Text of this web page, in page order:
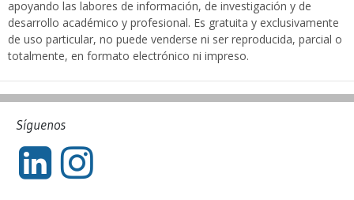
apoyando las labores de información, de investigación y de
desarrollo académico y profesional. Es gratuita y exclusivamente
de uso particular, no puede venderse ni ser reproducida, parcial o
totalmente, en formato electrónico ni impreso.
Síguenos